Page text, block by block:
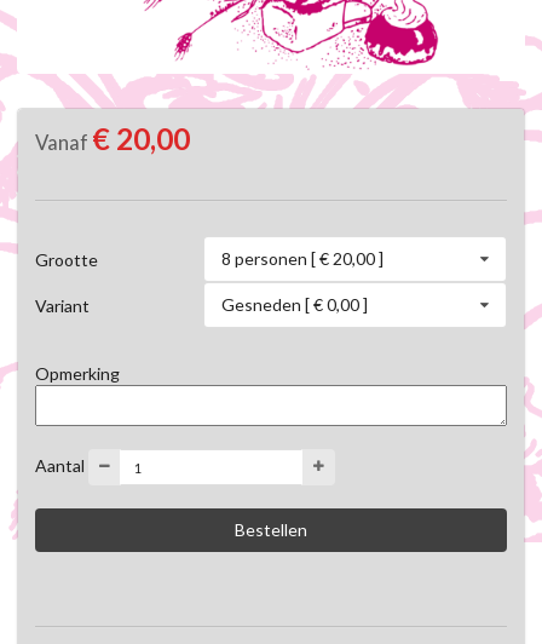
Vanaf € 20,00
Grootte 8 personen [ € 20,00 ]
Variant Gesneden [ € 0,00 ]
Opmerking
Aantal